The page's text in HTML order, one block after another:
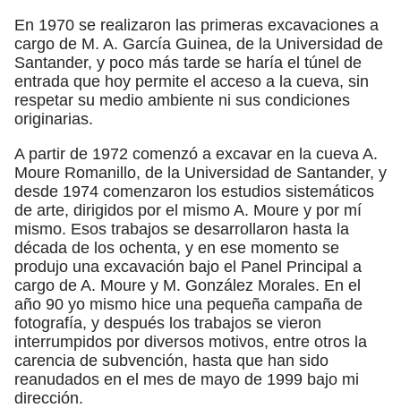
En 1970 se realizaron las primeras excavaciones a
cargo de M. A. García Guinea, de la Universidad de
Santander, y poco más tarde se haría el túnel de
entrada que hoy permite el acceso a la cueva, sin
respetar su medio ambiente ni sus condiciones
originarias.
A partir de 1972 comenzó a excavar en la cueva A.
Moure Romanillo, de la Universidad de Santander, y
desde 1974 comenzaron los estudios sistemáticos
de arte, dirigidos por el mismo A. Moure y por mí
mismo. Esos trabajos se desarrollaron hasta la
década de los ochenta, y en ese momento se
produjo una excavación bajo el Panel Principal a
cargo de A. Moure y M. González Morales. En el
año 90 yo mismo hice una pequeña campaña de
fotografía, y después los trabajos se vieron
interrumpidos por diversos motivos, entre otros la
carencia de subvención, hasta que han sido
reanudados en el mes de mayo de 1999 bajo mi
dirección.